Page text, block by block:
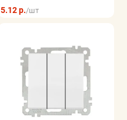
5.12 р./шт